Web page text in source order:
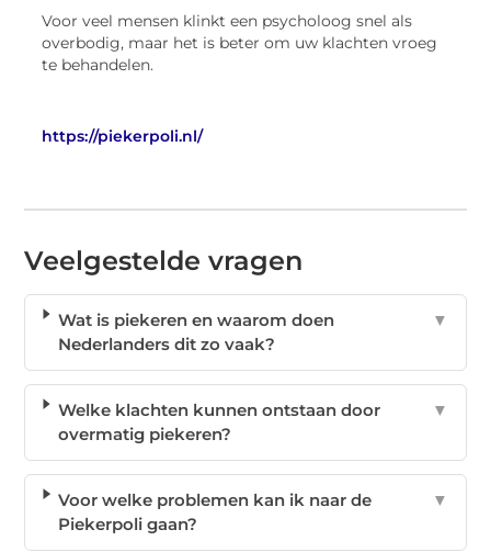
Voor veel mensen klinkt een psycholoog snel als
overbodig, maar het is beter om uw klachten vroeg
te behandelen.
https://piekerpoli.nl/
Veelgestelde vragen
Wat is piekeren en waarom doen
Nederlanders dit zo vaak?
▼
Welke klachten kunnen ontstaan door
overmatig piekeren?
▼
Voor welke problemen kan ik naar de
Piekerpoli gaan?
▼